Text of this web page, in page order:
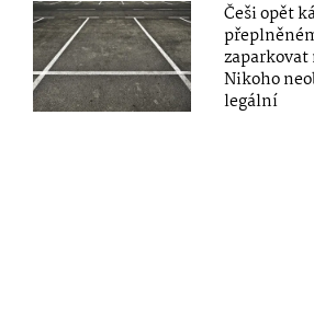
Češi opět
Nikoho
legální